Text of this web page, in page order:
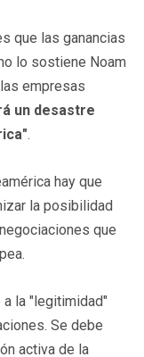
que las ganancias
lo sostiene Noam
empresas
un desastre
.
hay que
la posibilidad
que
la "legitimidad"
Se debe
activa de la